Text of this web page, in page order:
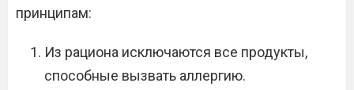
принципам:
Из рациона исключаются все продукты,
способные вызвать аллергию.